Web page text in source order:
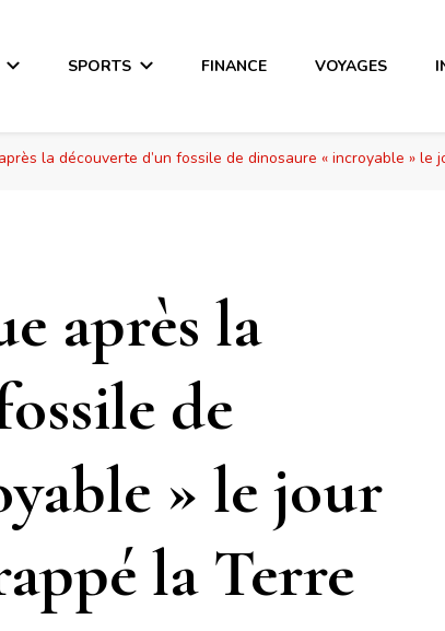
SPORTS FINANCE VOYAGES
la découverte d’un fossile de dinosaure « incroyable » le
après la
de
» le jour
la Terre